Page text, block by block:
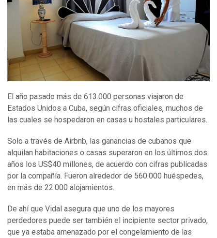
El año pasado más de 613.000 personas viajaron de
Estados Unidos a Cuba, según cifras oficiales, muchos de
las cuales se hospedaron en casas u hostales particulares.
Solo a través de Airbnb, las ganancias de cubanos que
alquilan habitaciones o casas superaron en los últimos dos
años los US$40 millones, de acuerdo con cifras publicadas
por la compañía. Fueron alrededor de 560.000 huéspedes,
en más de 22.000 alojamientos.
De ahí que Vidal asegura que uno de los mayores
perdedores puede ser también el incipiente sector privado,
que ya estaba amenazado por el congelamiento de las